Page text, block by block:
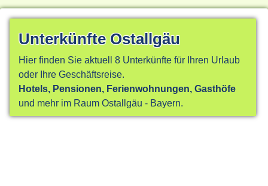
Unterkünfte Ostallgäu
Hier finden Sie aktuell 8 Unterkünfte für Ihren Urlaub
oder Ihre Geschäftsreise.
Hotels, Pensionen, Ferienwohnungen, Gasthöfe
und mehr im Raum Ostallgäu - Bayern.